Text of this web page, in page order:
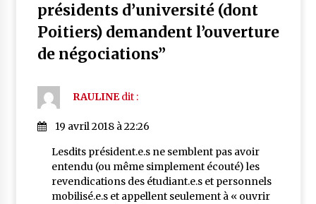
présidents d’université (dont
Poitiers) demandent l’ouverture
de négociations”
RAULINE dit :
19 avril 2018 à 22:26
Lesdits président.e.s ne semblent pas avoir
entendu (ou même simplement écouté) les
revendications des étudiant.e.s et personnels
mobilisé.e.s et appellent seulement à « ouvrir